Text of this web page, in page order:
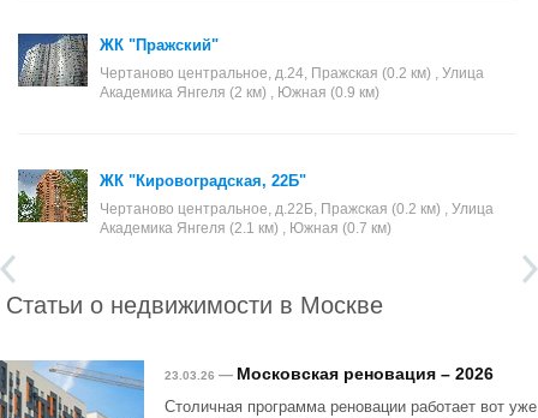
ЖК "Пражский"
Чертаново центральное, д.24, Пражская (0.2 км) , Улица
Академика Янгеля (2 км) , Южная (0.9 км)
ЖК "Кировоградская, 22Б"
Чертаново центральное, д.22Б, Пражская (0.2 км) , Улица
Академика Янгеля (2.1 км) , Южная (0.7 км)
Статьи о недвижимости в Москве
23.03.26 — Московская реновация – 2026
Столичная программа реновации работает вот уже